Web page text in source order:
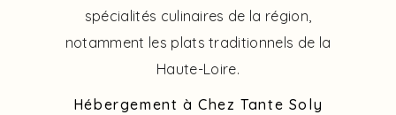
spécialités culinaires de la région,
notamment les plats traditionnels de la
Haute-Loire.
Hébergement à Chez Tante Soly